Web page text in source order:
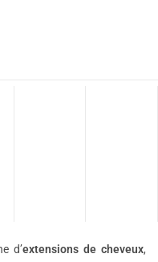
d’extensions decheveux,